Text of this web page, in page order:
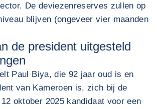
De deviezenreserves zullen op
blijven (ongeveer vier maanden
de president uitgesteld
Paul Biya, die 92 jaar oud is en
van Kameroen is, zich bij de
oktober 2025 kandidaat voor een